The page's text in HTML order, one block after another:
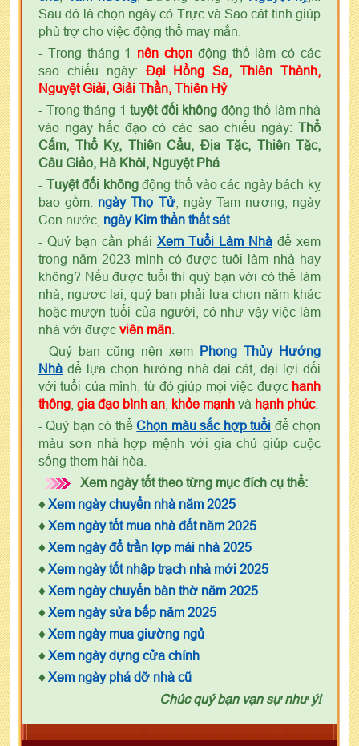
Sau đó là chọn ngày có Trực và Sao cát tinh giúp
phù trợ cho việc động thổ may mắn.
- Trong tháng 1 nên chọn động thổ làm có các
sao chiếu ngày: Đại Hồng Sa, Thiên Thành,
Nguyệt Giải, Giải Thần, Thiên Hỷ
- Trong tháng 1 tuyệt đối không động thổ làm nhà
vào ngày hắc đạo có các sao chiếu ngày: Thổ
Cấm, Thổ Kỵ, Thiên Cẩu, Địa Tặc, Thiên Tặc,
Câu Giảo, Hà Khôi, Nguyệt Phá
- Tuyệt đối khôngđộng thổ vào các ngày bách kỵ
bao gồm: ngày Thọ Tử, ngày Tam nương, ngày
Con nước, ngày Kim thần thất sát...
- Quý bạn cần phải Xem Tuổi Làm Nhà để xem
trong năm 2023 mình có được tuổi làm nhà hay
không? Nếu được tuổi thì quý bạn với có thể làm
nhà, ngược lại, quý bạn phải lựa chọn năm khác
hoặc mượn tuổi của người, có như vậy việc làm
nhà với được viên mãn
- Quý bạn cũng nên xem Phong Thủy Hướng
Nhà để lựa chọn hướng nhà đại cát, đại lợi đối
với tuổi của mình, từ đó giúp mọi việc được hanh
thông gia đạo bình an khỏe mạnh và hạnh phúc.
- Quý bạn có thểChọn màu sắc hợp tuổi để chọn
màu sơn nhà hợp mệnh với gia chủ giúp cuộc
sống them hài hòa.
Xem ngày tốt theo từng mục đích cụ thể:
♦ Xem ngày chuyển nhà năm 2025
♦ Xem ngày tốt mua nhà đất năm 2025
♦ Xem ngày đổ trần lợp mái nhà 2025
♦ Xem ngày tốt nhập trạch nhà mới 2025
♦ Xem ngày chuyển bàn thờ năm 2025
♦ Xem ngày sửa bếp năm 2025
♦ Xem ngày mua giường ngủ
♦ Xem ngày dựng cửa chính
♦ Xem ngày phá dỡ nhà cũ
Chúc quý bạn vạn sự như ý!